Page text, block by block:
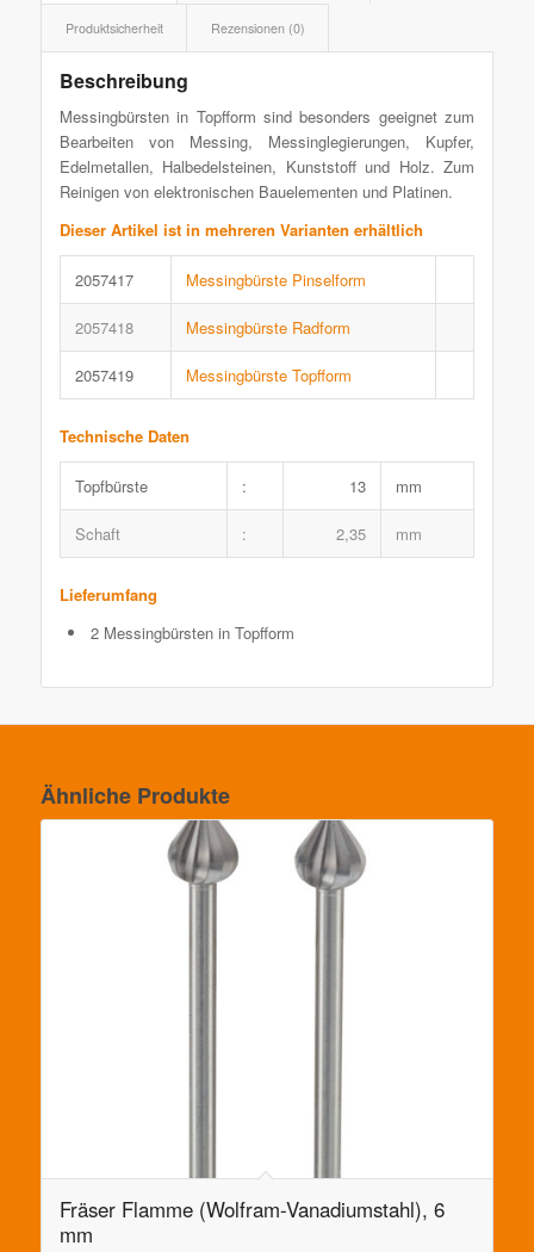
Produktsicherheit Rezensionen (0)
Beschreibung
Messingbürsten in Topfform sind besonders geeignet zum
Bearbeiten von Messing, Messinglegierungen, Kupfer,
Edelmetallen, Halbedelsteinen, Kunststoff und Holz. Zum
Reinigen von elektronischen Bauelementen und Platinen.
Dieser Artikel ist in mehreren Varianten erhältlich
2057417 Messingbürste Pinselform
2057418 Messingbürste Radform
2057419 Messingbürste Topfform
Technische Daten
Topfbürste : 13 mm
Schaft : 2,35 mm
Lieferumfang
2 Messingbürsten in Topfform
Ähnliche Produkte
Fräser Flamme (Wolfram-Vanadiumstahl), 6
mm